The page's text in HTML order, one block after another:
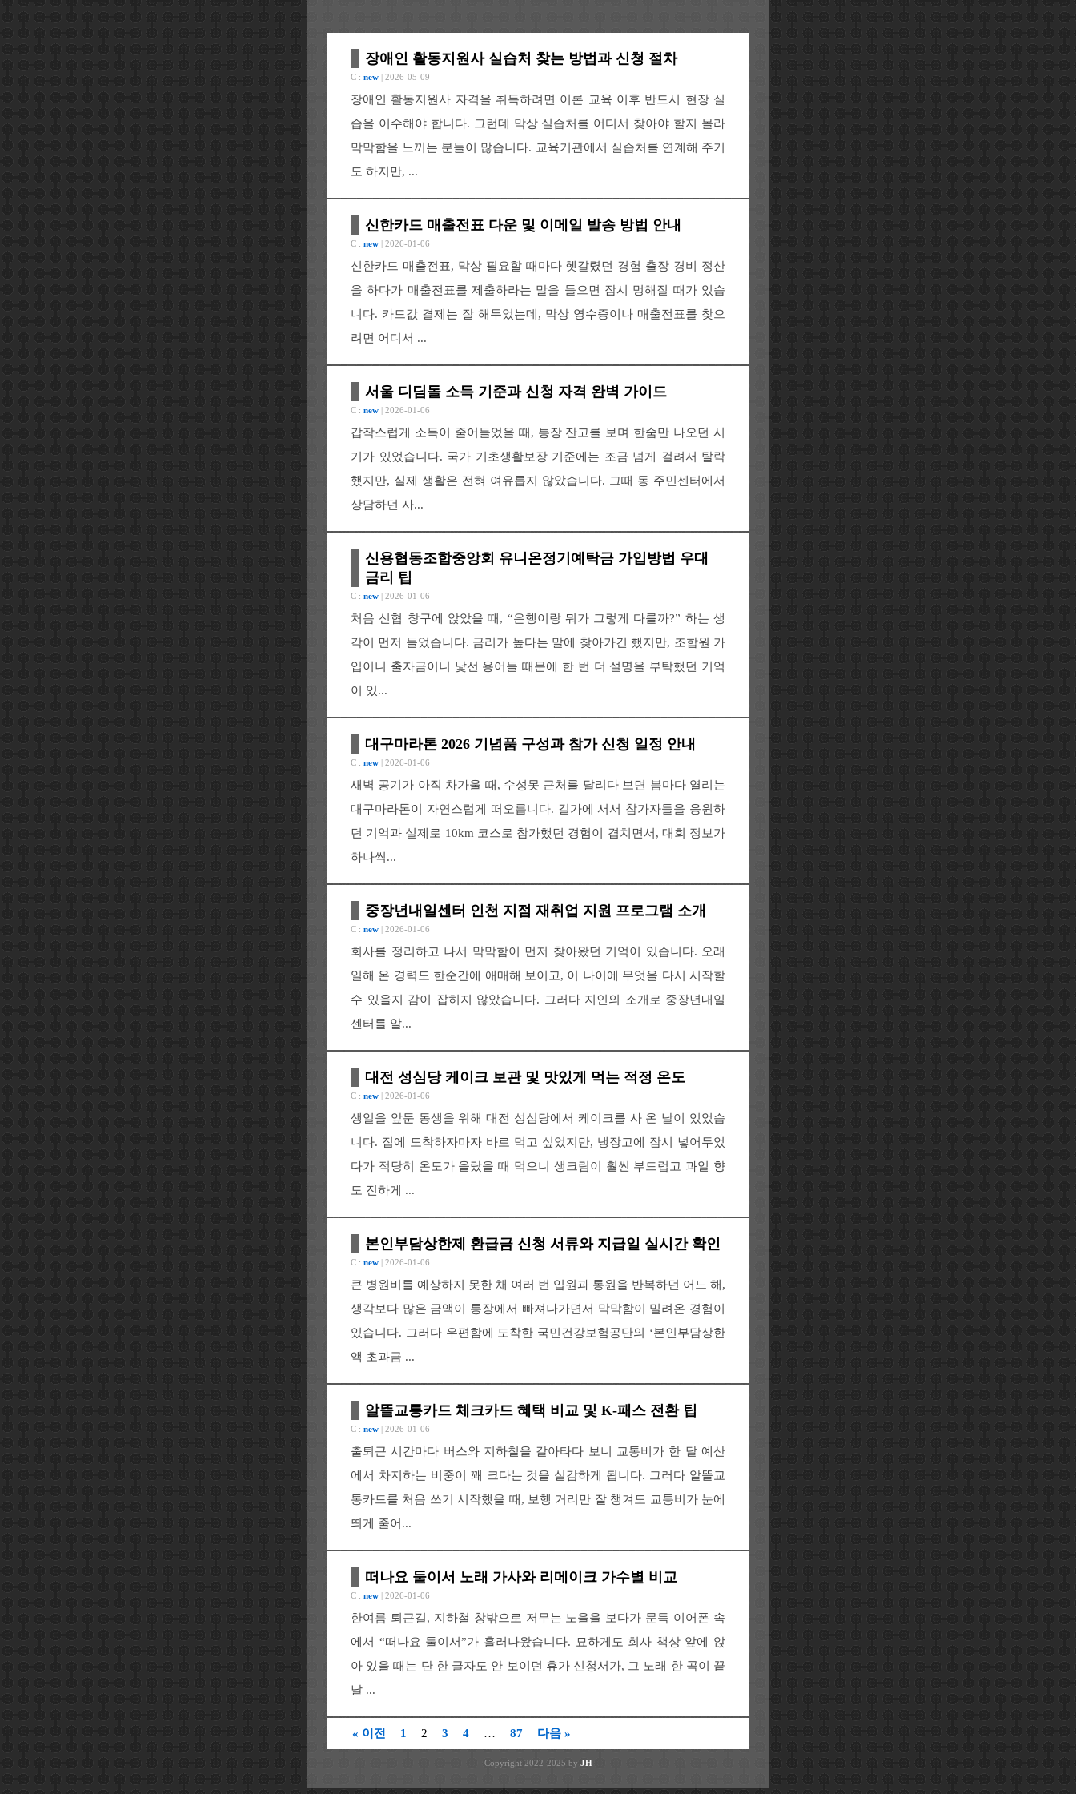
장애인 활동지원사 실습처 찾는 방법과 신청 절차
C : new | 2026-05-09
장애인 활동지원사 자격을 취득하려면 이론 교육 이후 반드시 현장 실
습을 이수해야 합니다. 그런데 막상 실습처를 어디서 찾아야 할지 몰라
막막함을 느끼는 분들이 많습니다. 교육기관에서 실습처를 연계해 주기
도 하지만, ...
신한카드 매출전표 다운 및 이메일 발송 방법 안내
C : new | 2026-01-06
신한카드 매출전표, 막상 필요할 때마다 헷갈렸던 경험 출장 경비 정산
을 하다가 매출전표를 제출하라는 말을 들으면 잠시 멍해질 때가 있습
니다. 카드값 결제는 잘 해두었는데, 막상 영수증이나 매출전표를 찾으
려면 어디서 ...
서울 디딤돌 소득 기준과 신청 자격 완벽 가이드
C : new | 2026-01-06
갑작스럽게 소득이 줄어들었을 때, 통장 잔고를 보며 한숨만 나오던 시
기가 있었습니다. 국가 기초생활보장 기준에는 조금 넘게 걸려서 탈락
했지만, 실제 생활은 전혀 여유롭지 않았습니다. 그때 동 주민센터에서
상담하던 사...
신용협동조합중앙회 유니온정기예탁금 가입방법 우대
금리 팁
C : new | 2026-01-06
처음 신협 창구에 앉았을 때, “은행이랑 뭐가 그렇게 다를까?” 하는 생
각이 먼저 들었습니다. 금리가 높다는 말에 찾아가긴 했지만, 조합원 가
입이니 출자금이니 낯선 용어들 때문에 한 번 더 설명을 부탁했던 기억
이 있...
대구마라톤 2026 기념품 구성과 참가 신청 일정 안내
C : new | 2026-01-06
새벽 공기가 아직 차가울 때, 수성못 근처를 달리다 보면 봄마다 열리는
대구마라톤이 자연스럽게 떠오릅니다. 길가에 서서 참가자들을 응원하
던 기억과 실제로 10km 코스로 참가했던 경험이 겹치면서, 대회 정보가
하나씩...
중장년내일센터 인천 지점 재취업 지원 프로그램 소개
C : new | 2026-01-06
회사를 정리하고 나서 막막함이 먼저 찾아왔던 기억이 있습니다. 오래
일해 온 경력도 한순간에 애매해 보이고, 이 나이에 무엇을 다시 시작할
수 있을지 감이 잡히지 않았습니다. 그러다 지인의 소개로 중장년내일
센터를 알...
대전 성심당 케이크 보관 및 맛있게 먹는 적정 온도
C : new | 2026-01-06
생일을 앞둔 동생을 위해 대전 성심당에서 케이크를 사 온 날이 있었습
니다. 집에 도착하자마자 바로 먹고 싶었지만, 냉장고에 잠시 넣어두었
다가 적당히 온도가 올랐을 때 먹으니 생크림이 훨씬 부드럽고 과일 향
도 진하게 ...
본인부담상한제 환급금 신청 서류와 지급일 실시간 확인
C : new | 2026-01-06
큰 병원비를 예상하지 못한 채 여러 번 입원과 통원을 반복하던 어느 해,
생각보다 많은 금액이 통장에서 빠져나가면서 막막함이 밀려온 경험이
있습니다. 그러다 우편함에 도착한 국민건강보험공단의 ‘본인부담상한
액 초과금 ...
알뜰교통카드 체크카드 혜택 비교 및 K-패스 전환 팁
C : new | 2026-01-06
출퇴근 시간마다 버스와 지하철을 갈아타다 보니 교통비가 한 달 예산
에서 차지하는 비중이 꽤 크다는 것을 실감하게 됩니다. 그러다 알뜰교
통카드를 처음 쓰기 시작했을 때, 보행 거리만 잘 챙겨도 교통비가 눈에
띄게 줄어...
떠나요 둘이서 노래 가사와 리메이크 가수별 비교
C : new | 2026-01-06
한여름 퇴근길, 지하철 창밖으로 저무는 노을을 보다가 문득 이어폰 속
에서 “떠나요 둘이서”가 흘러나왔습니다. 묘하게도 회사 책상 앞에 앉
아 있을 때는 단 한 글자도 안 보이던 휴가 신청서가, 그 노래 한 곡이 끝
날 ...
« 이전 1 2 3 4 … 87 다음 »
Copyright 2022-2025 by JH